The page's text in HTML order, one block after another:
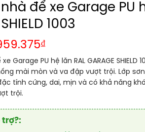
để xe Garage PU
1003
₫
Garage PU hệ lăn RAL GARAGE SHIELD
mài mòn và va đập vượt trội. Lớp
tính cứng, dai, mịn và có khả năng
trội.
trợ?: